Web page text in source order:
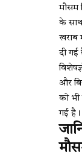
मौसम
के
खराब
दी गई
और
को भी
गई है।